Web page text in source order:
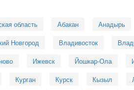
область Абакан Анадырь
Новгород Владивосток
Ижевск Йошкар-Ола
Курган Курск Кызыл